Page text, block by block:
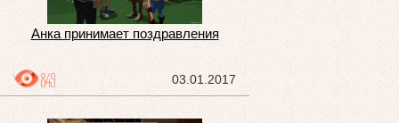
Анка принимает поздравления
03.01.2017
849